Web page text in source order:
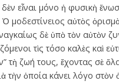
εἶναι μόνο ἡ φυσικὴ
μοδεστίνειος αὐτὸς
δὲ ὑπὸ τὸν αὐτὸν
τὶς τόσο καλὲς καὶ
τὴ ζωή τους, ἔχοντας σὲ
τὴν ὁποία κάνει λόγο στὸν